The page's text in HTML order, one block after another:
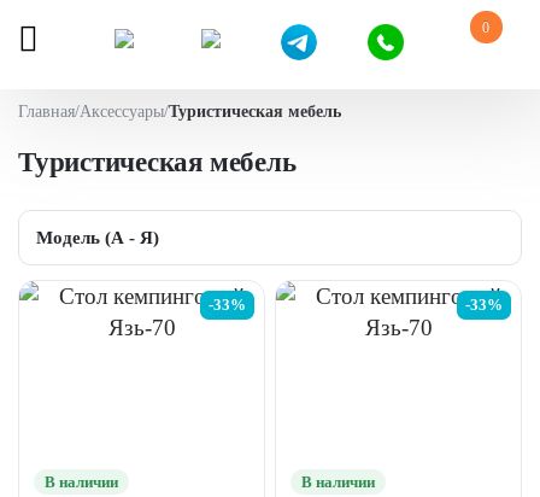
0
Главная/Аксессуары/Туристическая мебель
Туристическая мебель
-33%
В наличии
-33%
В наличии